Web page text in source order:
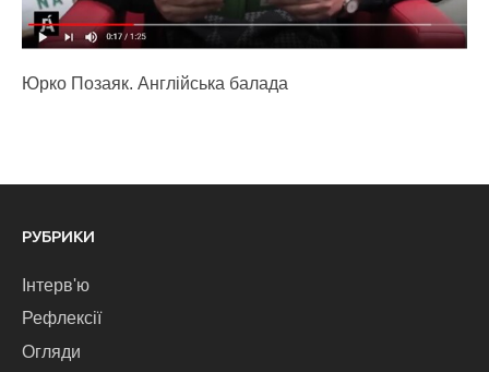
Юрко Позаяк. Англійська балада
РУБРИКИ
Інтерв'ю
Рефлексії
Огляди